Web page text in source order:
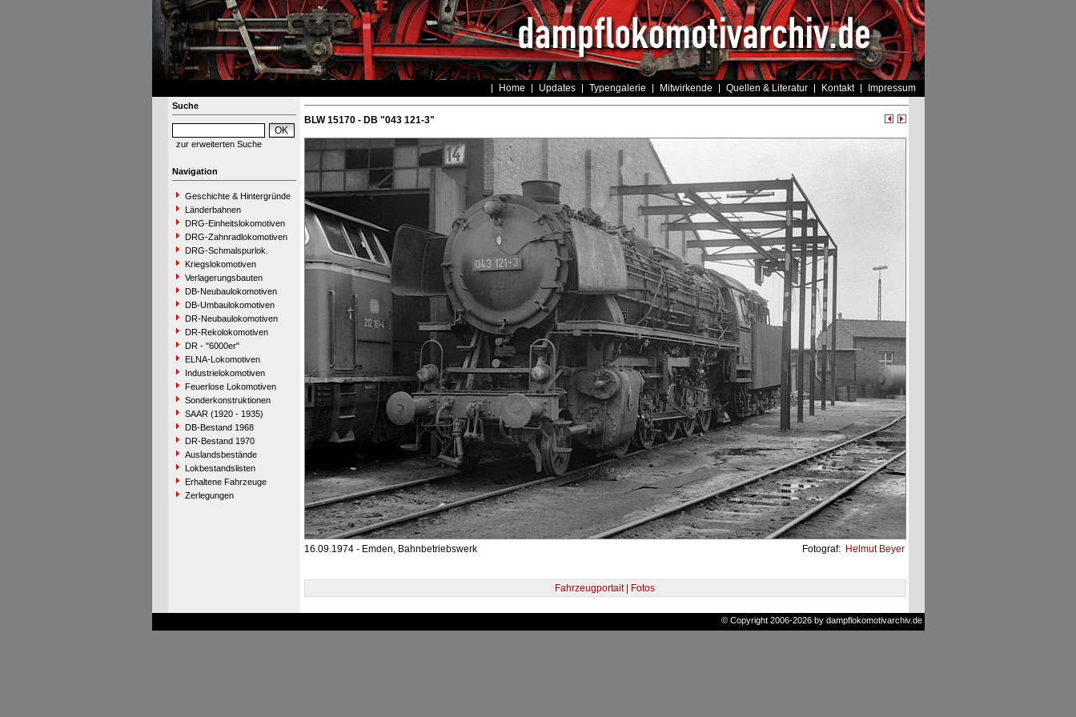
Home Updates Typengalerie Mitwirkende Quellen & Literatur Kontakt Impressum
Suche
zur erweiterten Suche
Navigation
Geschichte & Hintergründe
Länderbahnen
DRG-Einheitslokomotiven
DRG-Zahnradlokomotiven
DRG-Schmalspurlok.
Kriegslokomotiven
Verlagerungsbauten
DB-Neubaulokomotiven
DB-Umbaulokomotiven
DR-Neubaulokomotiven
DR-Rekolokomotiven
DR - "6000er"
ELNA-Lokomotiven
Industrielokomotiven
Feuerlose Lokomotiven
Sonderkonstruktionen
SAAR (1920 - 1935)
DB-Bestand 1968
DR-Bestand 1970
Auslandsbestände
Lokbestandslisten
Erhaltene Fahrzeuge
Zerlegungen
BLW 15170 - DB "043 121-3"
16.09.1974 - Emden, Bahnbetriebswerk Fotograf: Helmut Beyer
Fahrzeugportait | Fotos
© Copyright 2006-2026 by dampflokomotivarchiv.de